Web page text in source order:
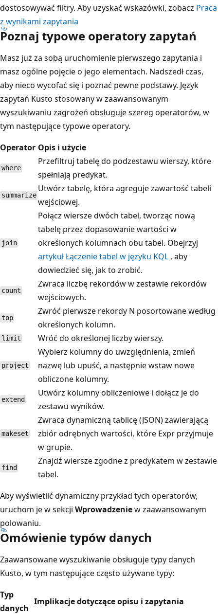
dostosowywać filtry. Aby uzyskać wskazówki, zobacz Praca
z wynikami zapytania
Poznaj typowe operatory zapytań
Masz już za sobą uruchomienie pierwszego zapytania i
masz ogólne pojęcie o jego elementach. Nadszedł czas,
aby nieco wycofać się i poznać pewne podstawy. Język
zapytań Kusto stosowany w zaawansowanym
wyszukiwaniu zagrożeń obsługuje szereg operatorów, w
tym następujące typowe operatory.
Operator Opis i użycie
where
Przefiltruj tabelę do podzestawu wierszy, które
spełniają predykat.
summarize
Utwórz tabelę, która agreguje zawartość tabeli
wejściowej.
join
Połącz wiersze dwóch tabel, tworząc nową
tabelę przez dopasowanie wartości w
określonych kolumnach obu tabel. Obejrzyj
artykuł Łączenie tabel w języku KQL , aby
dowiedzieć się, jak to zrobić.
count
Zwraca liczbę rekordów w zestawie rekordów
wejściowych.
top
Zwróć pierwsze rekordy N posortowane według
określonych kolumn.
limit Wróć do określonej liczby wierszy.
project
Wybierz kolumny do uwzględnienia, zmień
nazwę lub upuść, a następnie wstaw nowe
obliczone kolumny.
extend
Utwórz kolumny obliczeniowe i dołącz je do
zestawu wyników.
makeset
Zwraca dynamiczną tablicę (JSON) zawierającą
zbiór odrębnych wartości, które Expr przyjmuje
w grupie.
find
Znajdź wiersze zgodne z predykatem w zestawie
tabel.
Aby wyświetlić dynamiczny przykład tych operatorów,
uruchom je w sekcji Wprowadzeniew zaawansowanym
polowaniu.
Omówienie typów danych
Zaawansowane wyszukiwanie obsługuje typy danych
Kusto, w tym następujące często używane typy:
Typ
danych
Implikacje dotyczące opisu i zapytania